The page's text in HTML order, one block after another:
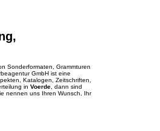
Sonderformaten, Grammturen
GmbH ist eine
Katalogen, Zeitschriften,
in Voerde , dann sind
nennen uns Ihren Wunsch, Ihr